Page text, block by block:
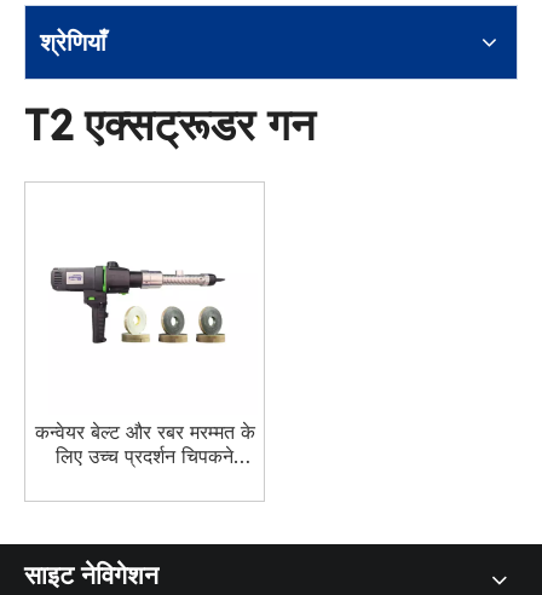
श्रेणियाँ
T2 एक्सट्रूडर गन
कन्वेयर बेल्ट और रबर मरम्मत के
लिए उच्च प्रदर्शन चिपकने
साइट नेविगेशन